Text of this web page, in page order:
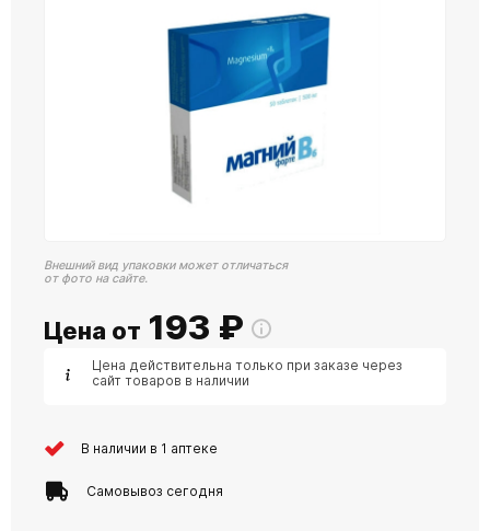
Внешний вид упаковки может отличаться
от фото на сайте.
Цена от 193 ₽
Цена действительна только при заказе через
сайт товаров в наличии
В наличии в 1 аптеке
Самовывоз сегодня